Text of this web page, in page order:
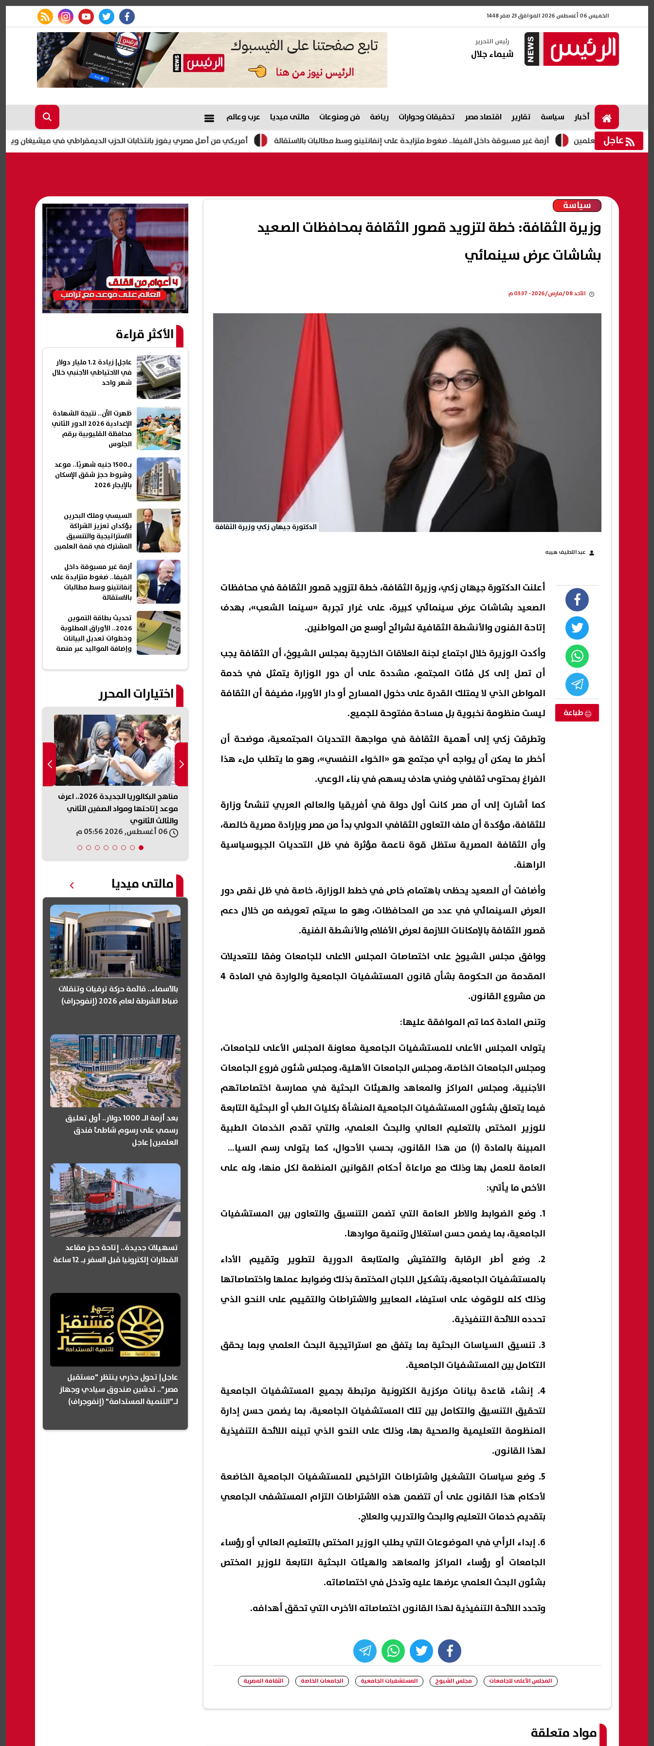
الخميس 06 أغسطس 2026 الموافق 23 صفر 1448
facebook
twitter
youtube
instagram
rss feed
رئيس التحرير
شيماء جلال
أخبار سياسة تقارير اقتصاد مصر تحقيقات وحوارات رياضة فن ومنوعات مالتى ميديا عرب وعالم
عاجل أمريكي من أصل مصري يفوز بانتخابات الحزب الديمقراطي في ميشيغان ويقترب من أزمة غير مسبوقة داخل الفيفا.. ضغوط متزايدة على إنفانتينو وسط مطالبات بالاستقالة قمة العلمين
سياسة
وزيرة الثقافة: خطة لتزويد قصور الثقافة بمحافظات الصعيد
بشاشات عرض سينمائي
الأحد 08/مارس/2026 - 03:37 م
الدكتورة جيهان زكي وزيرة الثقافة
عبداللطيف هيبه
طباعة
أعلنت الدكتورة جيهان زكي، وزيرة الثقافة، خطة لتزويد قصور الثقافة في محافظات
الصعيد بشاشات عرض سينمائي كبيرة، على غرار تجربة «سينما الشعب»، بهدف
إتاحة الفنون والأنشطة الثقافية لشرائح أوسع من المواطنين.
وأكدت الوزيرة خلال اجتماع لجنة العلاقات الخارجية بمجلس الشيوخ، أن الثقافة يجب
أن تصل إلى كل فئات المجتمع، مشددة على أن دور الوزارة يتمثل في خدمة
المواطن الذي لا يمتلك القدرة على دخول المسارح أو دار الأوبرا، مضيفة أن الثقافة
ليست منظومة نخبوية بل مساحة مفتوحة للجميع.
وتطرقت زكي إلى أهمية الثقافة في مواجهة التحديات المجتمعية، موضحة أن
أخطر ما يمكن أن يواجه أي مجتمع هو «الخواء النفسي»، وهو ما يتطلب ملء هذا
الفراغ بمحتوى ثقافي وفني هادف يسهم في بناء الوعي.
كما أشارت إلى أن مصر كانت أول دولة في أفريقيا والعالم العربي تنشئ وزارة
للثقافة، مؤكدة أن ملف التعاون الثقافي الدولي بدأ من مصر وبإرادة مصرية خالصة،
وأن الثقافة المصرية ستظل قوة ناعمة مؤثرة في ظل التحديات الجيوسياسية
الراهنة.
وأضافت أن الصعيد يحظى باهتمام خاص في خطط الوزارة، خاصة في ظل نقص دور
العرض السينمائي في عدد من المحافظات، وهو ما سيتم تعويضه من خلال دعم
قصور الثقافة بالإمكانات اللازمة لعرض الأفلام والأنشطة الفنية.
ووافق مجلس الشيوخ على اختصاصات المجلس الاعلى للجامعات وفقا للتعديلات
المقدمة من الحكومة بشأن قانون المستشفيات الجامعية والواردة في المادة 4
من مشروع القانون.
وتنص المادة كما تم الموافقة عليها:
يتولى المجلس الأعلى للمستشفيات الجامعية معاونة المجلس الأعلى للجامعات،
ومجلس الجامعات الخاصة، ومجلس الجامعات الأهلية، ومجلس شئون فروع الجامعات
الأجنبية، ومجلس المراكز والمعاهد والهيئات البحثية في ممارسة اختصاصاتهم
فيما يتعلق بشئون المستشفيات الجامعية المنشأة بكليات الطب أو البحثية التابعة
للوزير المختص بالتعليم العالي والبحث العلمي، والتي تقدم الخدمات الطبية
المبينة بالمادة (۱) من هذا القانون، بحسب الأحوال، كما يتولى رسم السياسة
العامة للعمل بها وذلك مع مراعاة أحكام القوانين المنظمة لكل منها، وله على
الأخص ما يأتي:
1. وضع الضوابط والاطر العامة التي تضمن التنسيق والتعاون بين المستشفيات
الجامعية، بما يضمن حسن استغلال وتنمية مواردها.
2. وضع أطر الرقابة والتفتيش والمتابعة الدورية لتطوير وتقييم الأداء
بالمستشفيات الجامعية، بتشكيل اللجان المختصة بذلك وضوابط عملها واختصاصاتها
وذلك كله للوقوف على استيفاء المعايير والاشتراطات والتقييم على النحو الذي
تحدده اللائحة التنفيذية.
3. تنسيق السياسات البحثية بما يتفق مع استراتيجية البحث العلمي وبما يحقق
التكامل بين المستشفيات الجامعية.
4. إنشاء قاعدة بيانات مركزية الكترونية مرتبطة بجميع المستشفيات الجامعية
لتحقيق التنسيق والتكامل بين تلك المستشفيات الجامعية، بما يضمن حسن إدارة
المنظومة التعليمية والصحية بها، وذلك على النحو الذي تبينه اللائحة التنفيذية
لهذا القانون.
5. وضع سياسات التشغيل واشتراطات التراخيص للمستشفيات الجامعية الخاضعة
لأحكام هذا القانون على أن تتضمن هذه الاشتراطات التزام المستشفى الجامعي
بتقديم خدمات التعليم والبحث والتدريب والعلاج.
6. إبداء الرأي في الموضوعات التي يطلب الوزير المختص بالتعليم العالي أو رؤساء
الجامعات أو رؤساء المراكز والمعاهد والهيئات البحثية التابعة للوزير المختص
بشئون البحث العلمي عرضها عليه وتدخل في اختصاصاته.
وتحدد اللائحة التنفيذية لهذا القانون اختصاصاته الأخرى التي تحقق أهدافه.
facebook
twitter
whats
المجلس الأعلى للجامعات مجلس الشيوخ المستشفيات الجامعية الجامعات الخاصة الثقافة المصرية
مواد متعلقة
الأكثر قراءة
عاجل| زيادة 1.2 مليار دولار
في الاحتياطي الأجنبي خلال
شهر واحد
ظهرت الآن.. نتيجة الشهادة
الإعدادية 2026 الدور الثاني
محافظة القليوبية برقم
الجلوس
بـ1500 جنيه شهريًا.. موعد
وشروط حجز شقق الإسكان
بالإيجار 2026
السيسي وملك البحرين
يؤكدان تعزيز الشراكة
الاستراتيجية والتنسيق
المشترك في قمة العلمين
أزمة غير مسبوقة داخل
الفيفا.. ضغوط متزايدة على
إنفانتينو وسط مطالبات
بالاستقالة
تحديث بطاقة التموين
2026.. الأوراق المطلوبة
وخطوات تعديل البيانات
وإضافة المواليد عبر منصة
اختيارات المحرر
تحديث بطاقة التموين 2026.. الأوراق
المطلوبة وخطوات تعديل البيانات
وإضافة المواليد عبر منصة مصر
السيسي وملك البحرين يؤكدان تعزيز
الشراكة الاستراتيجية والتنسيق
المشترك في قمة العلمين
06 أغسطس, 2026 05:20 م
حجز شقق الإسكان بالإيجار 2026
06 أغسطس, 2026 05:19 م
مناهج البكالوريا الجديدة 2026.. اعرف
موعد إتاحتها ومواد الصفين الثاني
والثالث الثانوي
مالتى ميديا
بالأسماء.. قائمة حركة ترقيات وتنقلات
ضباط الشرطة لعام 2026 (إنفوجراف)
بعد أزمة الـ 1000 دولار.. أول تعليق
رسمي على رسوم شاطئ فندق
العلمين| عاجل
تسهيلات جديدة.. إتاحة حجز مقاعد
القطارات إلكترونيا قبل السفر بـ 12 ساعة
عاجل| تحول جذري ينتظر "مستقبل
مصر".. تدشين صندوق سيادي وجهاز
لـ"التنمية المستدامة" (إنفوجراف)